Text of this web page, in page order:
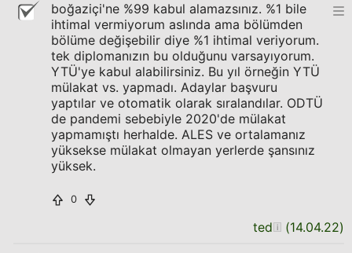
boğaziçi'ne %99 kabul alamazsınız. %1 bile
ihtimal vermiyorum aslında ama bölümden
bölüme değişebilir diye %1 ihtimal veriyorum.
tek diplomanızın bu olduğunu varsayıyorum.
YTÜ'ye kabul alabilirsiniz. Bu yıl örneğin YTÜ
mülakat vs. yapmadı. Adaylar başvuru
yaptılar ve otomatik olarak sıralandılar. ODTÜ
de pandemi sebebiyle 2020'de mülakat
yapmamıştı herhalde. ALES ve ortalamanız
yüksekse mülakat olmayan yerlerde şansınız
yüksek.
0
ted (14.04.22)